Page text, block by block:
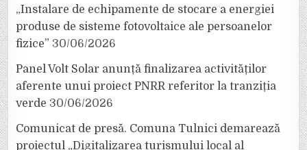
„Instalare de echipamente de stocare a energiei
produse de sisteme fotovoltaice ale persoanelor
fizice” 30/06/2026
Panel Volt Solar anunță finalizarea activităților
aferente unui proiect PNRR referitor la tranziția
verde 30/06/2026
Comunicat de presă. Comuna Tulnici demarează
proiectul „Digitalizarea turismului local al